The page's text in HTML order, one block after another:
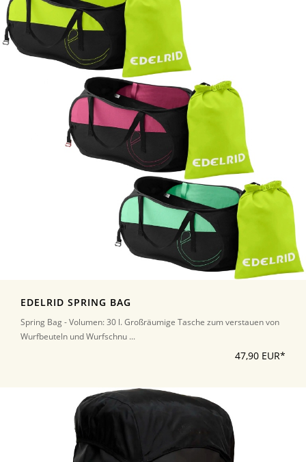
EDELRID SPRING BAG
Spring Bag - Volumen: 30 l. Großräumige Tasche zum verstauen von
Wurfbeuteln und Wurfschnu ...
47,90 EUR*